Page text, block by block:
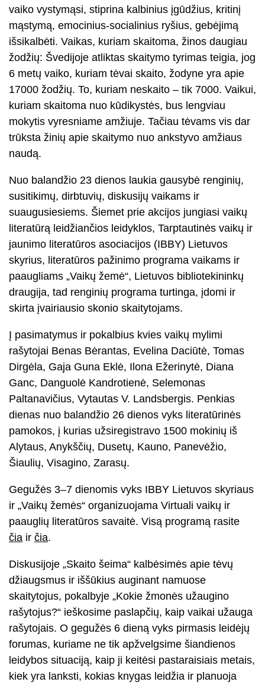
vaiko vystymąsi, stiprina kalbinius įgūdžius, kritinį
mąstymą, emocinius-socialinius ryšius, gebėjimą
išsikalbėti. Vaikas, kuriam skaitoma, žinos daugiau
žodžių: Švedijoje atliktas skaitymo tyrimas teigia, jog
6 metų vaiko, kuriam tėvai skaito, žodyne yra apie
17000 žodžių. To, kuriam neskaito – tik 7000. Vaikui,
kuriam skaitoma nuo kūdikystės, bus lengviau
mokytis vyresniame amžiuje. Tačiau tėvams vis dar
trūksta žinių apie skaitymo nuo ankstyvo amžiaus
naudą.
Nuo balandžio 23 dienos laukia gausybė renginių,
susitikimų, dirbtuvių, diskusijų vaikams ir
suaugusiesiems. Šiemet prie akcijos jungiasi vaikų
literatūrą leidžiančios leidyklos, Tarptautinės vaikų ir
jaunimo literatūros asociacijos (IBBY) Lietuvos
skyrius, literatūros pažinimo programa vaikams ir
paaugliams „Vaikų žemė“, Lietuvos bibliotekininkų
draugija, tad renginių programa turtinga, įdomi ir
skirta įvairiausio skonio skaitytojams.
Į pasimatymus ir pokalbius kvies vaikų mylimi
rašytojai Benas Bėrantas, Evelina Daciūtė, Tomas
Dirgėla, Gaja Guna Eklė, Ilona Ežerinytė, Diana
Ganc, Danguolė Kandrotienė, Selemonas
Paltanavičius, Vytautas V. Landsbergis. Penkias
dienas nuo balandžio 26 dienos vyks literatūrinės
pamokos, į kurias užsiregistravo 1500 mokinių iš
Alytaus, Anykščių, Dusetų, Kauno, Panevėžio,
Šiaulių, Visagino, Zarasų.
Gegužės 3–7 dienomis vyks IBBY Lietuvos skyriaus
ir „Vaikų žemės“ organizuojama Virtuali vaikų ir
paauglių literatūros savaitė. Visą programą rasite
čia ir čia.
Diskusijoje „Skaito šeima“ kalbėsimės apie tėvų
džiaugsmus ir iššūkius auginant namuose
skaitytojus, pokalbyje „Kokie žmonės užaugino
rašytojus?“ ieškosime paslapčių, kaip vaikai užauga
rašytojais. O gegužės 6 dieną vyks pirmasis leidėjų
forumas, kuriame ne tik apžvelgsime šiandienos
leidybos situaciją, kaip ji keitėsi pastaraisiais metais,
kiek yra lanksti, kokias knygas leidžia ir planuoja